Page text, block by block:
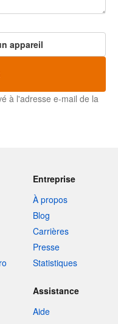
appareil
à l'adresse e-mail de la
Entreprise
À propos
Blog
Carrières
Presse
Statistiques
Assistance
Aide